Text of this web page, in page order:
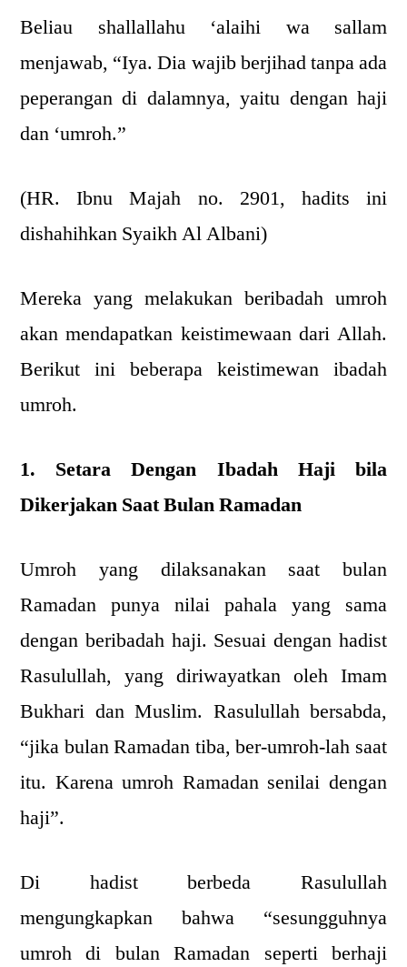
Beliau shallallahu ‘alaihi wa sallam
menjawab, “Iya. Dia wajib berjihad tanpa ada
peperangan di dalamnya, yaitu dengan haji
dan ‘umroh.”
(HR. Ibnu Majah no. 2901, hadits ini
dishahihkan Syaikh Al Albani)
Mereka yang melakukan beribadah umroh
akan mendapatkan keistimewaan dari Allah.
Berikut ini beberapa keistimewan ibadah
umroh.
1. Setara Dengan Ibadah Haji bila
Dikerjakan Saat Bulan Ramadan
Umroh yang dilaksanakan saat bulan
Ramadan punya nilai pahala yang sama
dengan beribadah haji. Sesuai dengan hadist
Rasulullah, yang diriwayatkan oleh Imam
Bukhari dan Muslim. Rasulullah bersabda,
“jika bulan Ramadan tiba, ber-umroh-lah saat
itu. Karena umroh Ramadan senilai dengan
haji”.
Di hadist berbeda Rasulullah
mengungkapkan bahwa “sesungguhnya
umroh di bulan Ramadan seperti berhaji